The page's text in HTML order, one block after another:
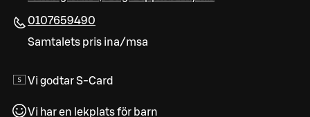
0107659490
Samtalets pris ina/msa
Vi godtar S-Card
Vi har en lekplats för barn